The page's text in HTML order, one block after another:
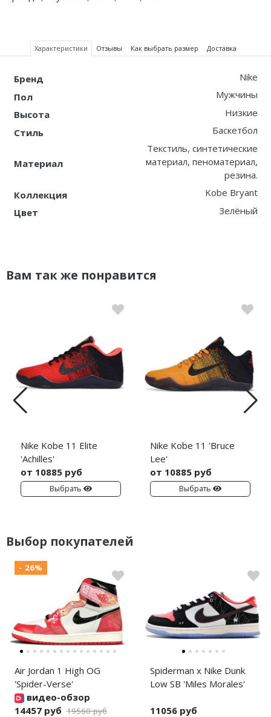
Характеристики Отзывы Как выбрать размер Доставка
Бренд
Nike
Пол
Мужчины
Высота
Низкие
Стиль
Баскетбол
Материал
Текстиль, синтетические
материал, пеноматериал,
резина.
Коллекция
Kobe Bryant
Цвет
Зелёный
Вам так же понравится
Nike Kobe 11 Elite
'Achilles'
от 10885 руб
Выбрать
Nike Kobe 11 'Bruce
Lee'
от 10885 руб
Выбрать
Выбор покупателей
- 26%
Air Jordan 1 High OG
'Spider-Verse'
видео-обзор
14457 руб 19560 руб
Spiderman x Nike Dunk
Low SB 'Miles Morales'
11056 руб